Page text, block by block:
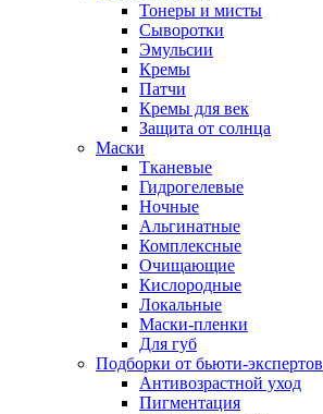
Тонеры и мисты
Сыворотки
Эмульсии
Кремы
Патчи
Кремы для век
Защита от солнца
Маски
Тканевые
Гидрогелевые
Ночные
Альгинатные
Комплексные
Очищающие
Кислородные
Локальные
Маски-пленки
Для губ
Подборки от бьюти-экспертов
Антивозрастной уход
Пигментация